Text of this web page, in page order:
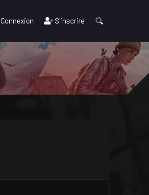
Connexion S'inscrire